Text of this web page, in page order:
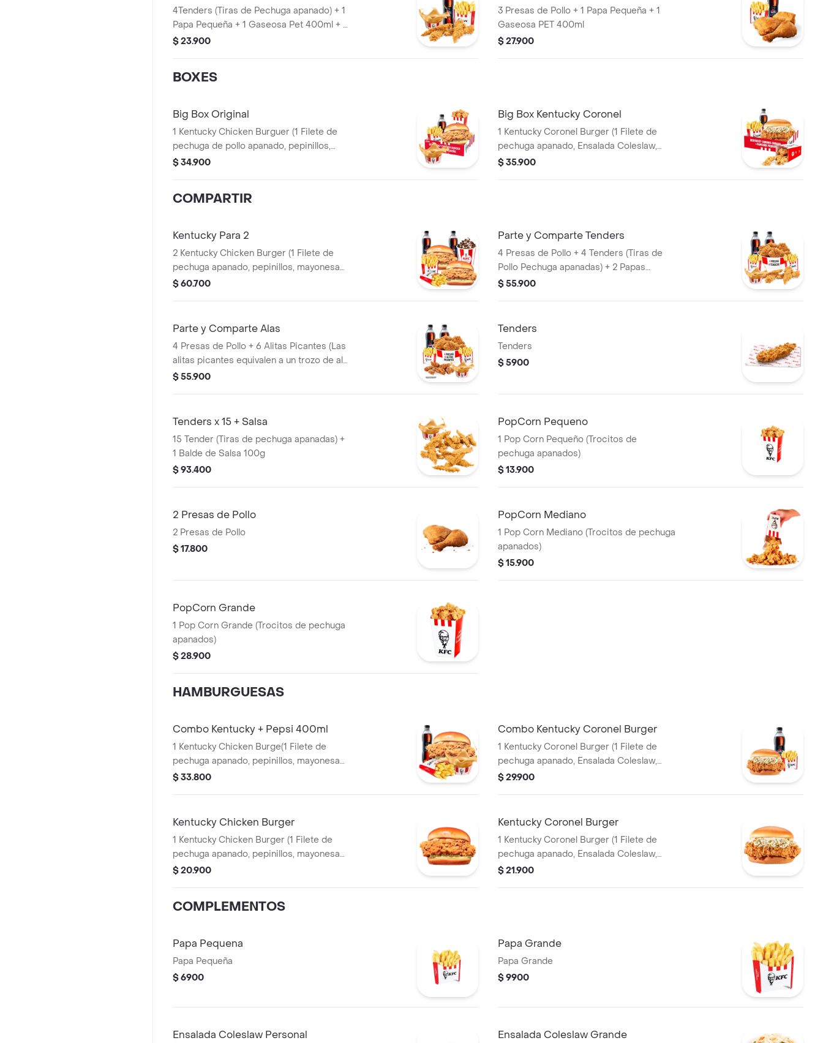
4Tenders (Tiras de Pechuga apanado) + 1
Papa Pequeña + 1 Gaseosa Pet 400ml + 1
$ 23.900
3 Presas de Pollo + 1 Papa Pequeña + 1
Gaseosa PET 400ml
$ 27.900
BOXES
Big Box Original
1 Kentucky Chicken Burguer (1 Filete de
pechuga de pollo apanado, pepinillos,
mayonesa premium y mantequilla) + 1
$ 34.900
Big Box Kentucky Coronel
1 Kentucky Coronel Burger (1 Filete de
pechuga apanado, Ensalada Coleslaw,
BBQ y mantequilla) + 1 Pop Corn
$ 35.900
COMPARTIR
Kentucky Para 2
2 Kentucky Chicken Burger (1 Filete de
pechuga apanado, pepinillos, mayonesa
premium y mantequilla) + 2 Papas
$ 60.700
Parte y Comparte Tenders
4 Presas de Pollo + 4 Tenders (Tiras de
Pollo Pechuga apanadas) + 2 Papas
Pequeñas + 1 Balde de Salsa 100g + 2
$ 55.900
Parte y Comparte Alas
4 Presas de Pollo + 6 Alitas Picantes (Las
alitas picantes equivalen a un trozo de ala)
+ 2 Papas Pequeñas + 2 Gaseosas Pet
$ 55.900
Tenders
Tenders
$ 5900
Tenders x 15 + Salsa
15 Tender (Tiras de pechuga apanadas) +
1 Balde de Salsa 100g
$ 93.400
PopCorn Pequeno
1 Pop Corn Pequeño (Trocitos de
pechuga apanados)
$ 13.900
2 Presas de Pollo
2 Presas de Pollo
$ 17.800
PopCorn Mediano
1 Pop Corn Mediano (Trocitos de pechuga
apanados)
$ 15.900
PopCorn Grande
1 Pop Corn Grande (Trocitos de pechuga
apanados)
$ 28.900
HAMBURGUESAS
Combo Kentucky + Pepsi 400ml
1 Kentucky Chicken Burge(1 Filete de
pechuga apanado, pepinillos, mayonesa
premium y mantequilla) + 1 Papa Pequeña
$ 33.800
Combo Kentucky Coronel Burger
1 Kentucky Coronel Burger (1 Filete de
pechuga apanado, Ensalada Coleslaw,
BBQ y mantequilla) + 1 Papa Pequeña + 1
$ 29.900
Kentucky Chicken Burger
1 Kentucky Chicken Burger (1 Filete de
pechuga apanado, pepinillos, mayonesa
premium y mantequilla)
$ 20.900
Kentucky Coronel Burger
1 Kentucky Coronel Burger (1 Filete de
pechuga apanado, Ensalada Coleslaw,
BBQ y mantequilla)
$ 21.900
COMPLEMENTOS
Papa Pequena
Papa Pequeña
$ 6900
Papa Grande
Papa Grande
$ 9900
Ensalada Coleslaw Personal Ensalada Coleslaw Grande